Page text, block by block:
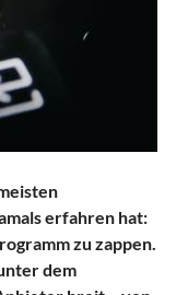
erfahren hat:
zu zappen.
dem